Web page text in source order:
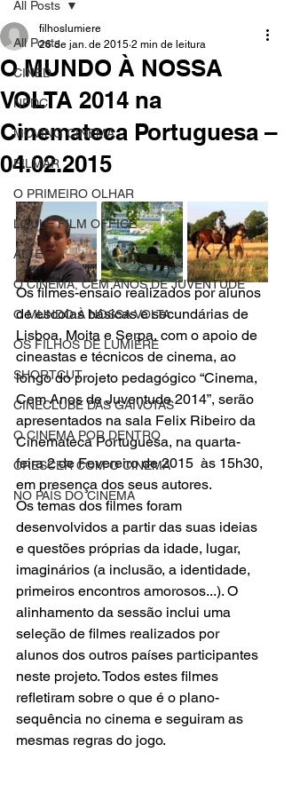
All Posts
CINED
NPDC
MOVING CINEMA
FILMAR
O PRIMEIRO OLHAR
LOULÉ FILM OFFICE
ALTE
O CINEMA, CEM ANOS DE JUVENTUDE
O MUNDO À NOSSA VOLTA
OS FILHOS DE LUMIÈRE
SHORTCUT
CINECLUBE DAS GAIVOTAS
O CINEMA POR DENTRO
CRESCER COM O CINEMA
NO PAÍS DO CINEMA
All Posts
O MUNDO À NOSSA
VOLTA 2014 na
Cinemateca Portuguesa –
04.02.2015
filhoslumiere
26 de jan. de 2015 2 min de leitura
Os filmes-ensaio realizados por alunos
de escolas básicas e secundárias de
Lisboa, Moita e Serpa, com o apoio de
cineastas e técnicos de cinema, ao
longo do projeto pedagógico “Cinema,
Cem Anos de Juventude 2014”, serão
apresentados na sala Felix Ribeiro da
Cinemateca Portuguesa, na quarta-
feira 2 de Fevereiro de 2015  às 15h30,
em presença dos seus autores.
Os temas dos filmes foram
desenvolvidos a partir das suas ideias
e questões próprias da idade, lugar,
imaginários (a inclusão, a identidade,
primeiros encontros amorosos...). O
alinhamento da sessão inclui uma
seleção de filmes realizados por
alunos dos outros países participantes
neste projeto. Todos estes filmes
refletiram sobre o que é o plano-
sequência no cinema e seguiram as
mesmas regras do jogo.